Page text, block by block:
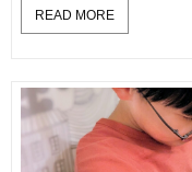
READ MORE